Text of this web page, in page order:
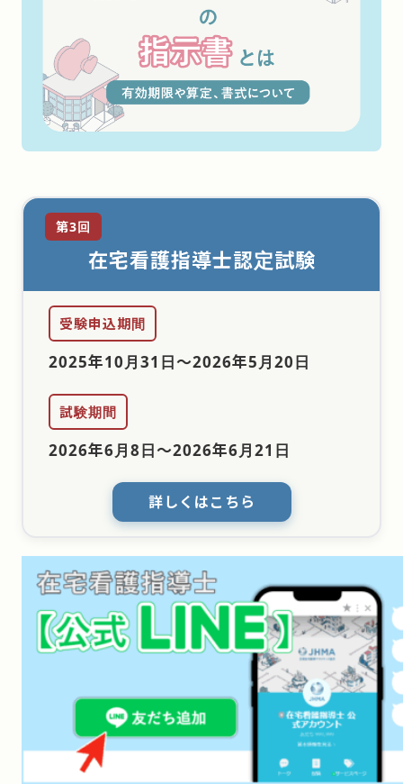
第3回
在宅看護指導士認定試験
受験申込期間
2025年10月31日〜2026年5月20日
試験期間
2026年6月8日〜2026年6月21日
詳しくはこちら